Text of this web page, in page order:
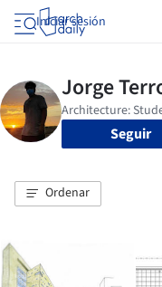
Iniciar sesión
Seguir
Ordenar